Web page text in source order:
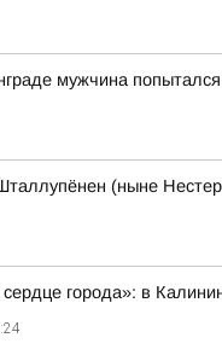
мужчина попытался
(ныне
города»: в